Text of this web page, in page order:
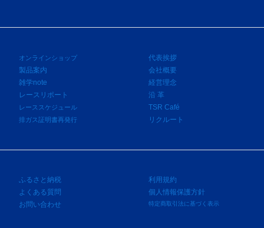
オンラインショップ
代表挨拶
製品案内
会社概要
雑学note
経営理念
レースリポート
沿 革
レーススケジュール TSR Café
排ガス証明書再発行 リクルート
ふるさと納税
利用規約
よくある質問
個人情報保護方針
お問い合わせ
特定商取引法に基づく表示